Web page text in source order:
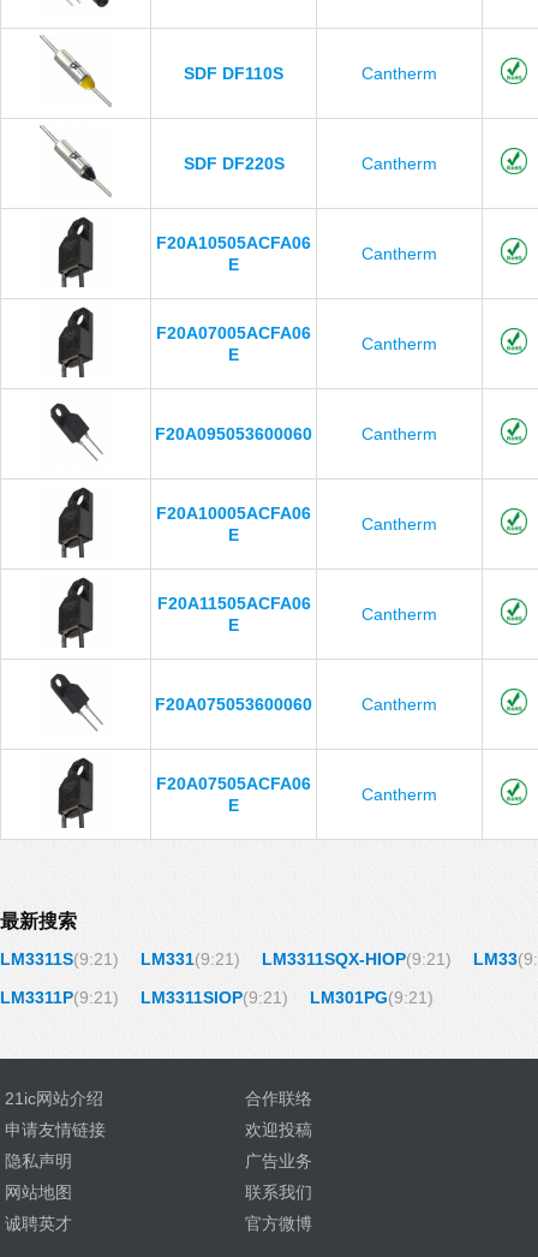
SDF DF110S Cantherm
SDF DF220S Cantherm
F20A10505ACFA06
E
Cantherm
F20A07005ACFA06
E
Cantherm
F20A095053600060 Cantherm
F20A10005ACFA06
E
Cantherm
F20A11505ACFA06
E
Cantherm
F20A075053600060 Cantherm
F20A07505ACFA06
E
Cantherm
最新搜索
LM3311S(9:21) LM331(9:21) LM3311SQX-HIOP(9:21) LM33
LM3311P(9:21) LM3311SIOP(9:21) LM301PG(9:21)
21ic网站介绍
合作联络
申请友情链接
欢迎投稿
隐私声明
广告业务
网站地图
联系我们
诚聘英才
官方微博